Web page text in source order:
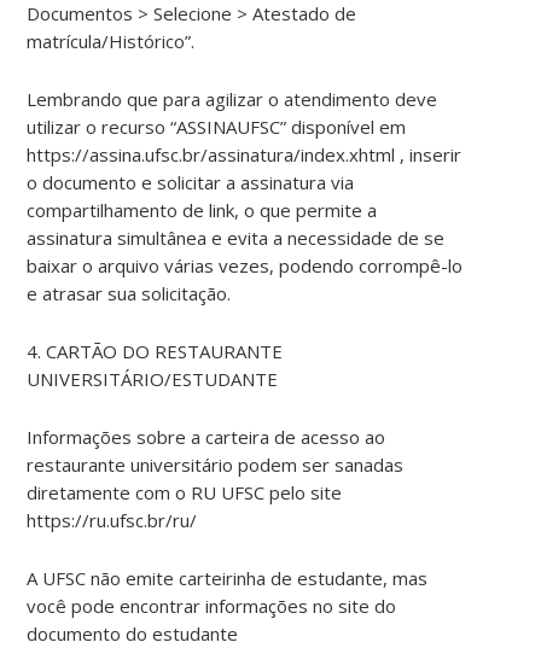
Documentos > Selecione > Atestado de
matrícula/Histórico”.
Lembrando que para agilizar o atendimento deve
utilizar o recurso “ASSINAUFSC” disponível em
https://assina.ufsc.br/assinatura/index.xhtml , inserir
o documento e solicitar a assinatura via
compartilhamento de link, o que permite a
assinatura simultânea e evita a necessidade de se
baixar o arquivo várias vezes, podendo corrompê-lo
e atrasar sua solicitação.
4. CARTÃO DO RESTAURANTE
UNIVERSITÁRIO/ESTUDANTE
Informações sobre a carteira de acesso ao
restaurante universitário podem ser sanadas
diretamente com o RU UFSC pelo site
https://ru.ufsc.br/ru/
A UFSC não emite carteirinha de estudante, mas
você pode encontrar informações no site do
documento do estudante